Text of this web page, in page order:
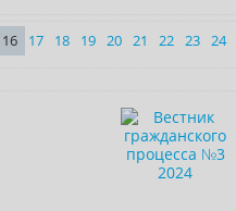
16 17 18 19 20 21 22 23 24